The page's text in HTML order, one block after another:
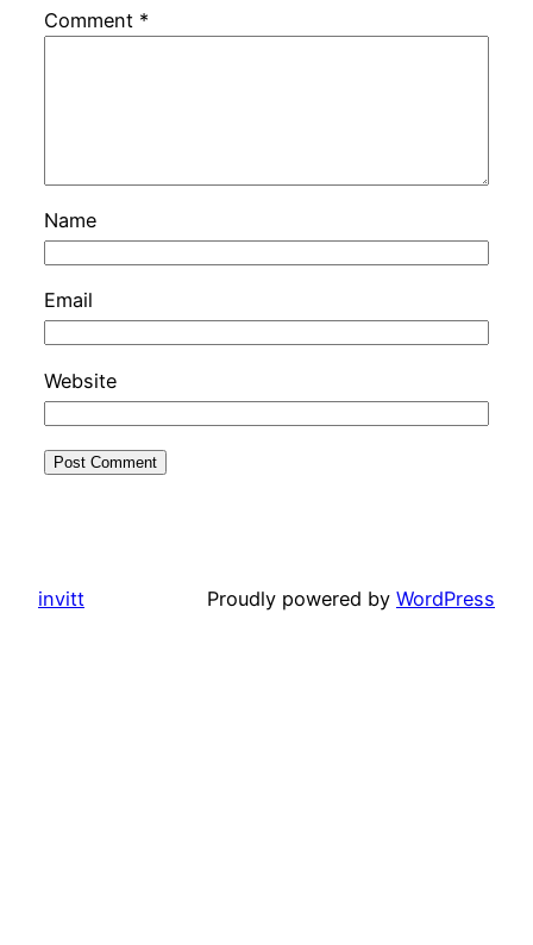
Comment *
Name
Email
Website
invitt Proudly powered by WordPress